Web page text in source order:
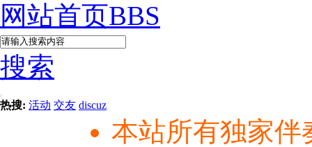
网站首页BBS
搜索
热搜: 活动 交友 discuz
本站所有独家伴